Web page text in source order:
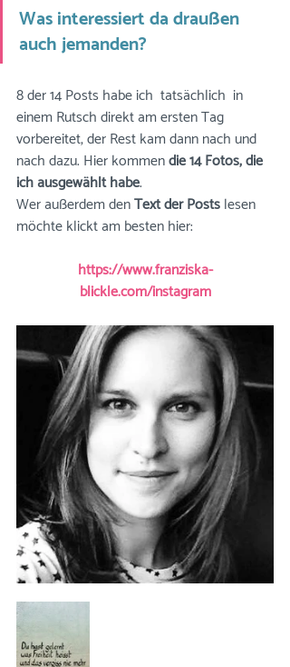
Was interessiert da draußen
auch jemanden?
8 der 14 Posts habe ich  tatsächlich  in
einem Rutsch direkt am ersten Tag
vorbereitet, der Rest kam dann nach und
nach dazu. Hier kommen die 14 Fotos, die
ich ausgewählt habe.
Wer außerdem den Text der Posts lesen
möchte klickt am besten hier:
https://www.franziska-
blickle.com/instagram